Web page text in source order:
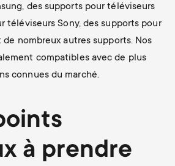
des supports pour téléviseurs
téléviseurs Sony, des supports pour
nombreux autres supports. Nos
compatibles avec de plus
connues du marché.
à prendre